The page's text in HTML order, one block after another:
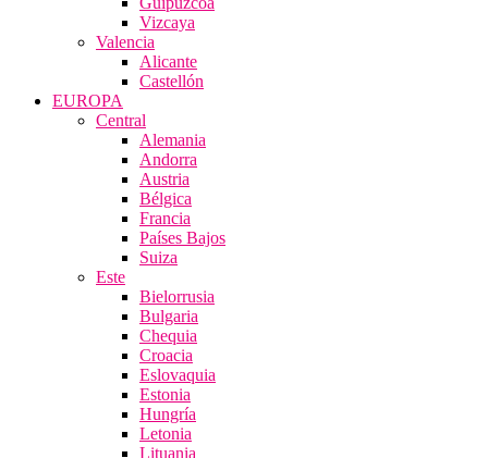
Vizcaya
Valencia
Alicante
Castellón
EUROPA
Central
Alemania
Andorra
Austria
Bélgica
Francia
Países Bajos
Suiza
Este
Bielorrusia
Bulgaria
Chequia
Croacia
Eslovaquia
Estonia
Hungría
Letonia
Lituania